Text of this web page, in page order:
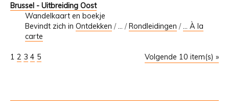
Brussel - Uitbreiding Oost
Wandelkaart en boekje
Bevindt zich in Ontdekken /… /Rondleidingen /... À la
carte
Volgende 10 item(s) »
1 2 3 4 5